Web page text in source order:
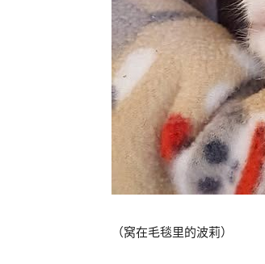
（窝在毛毯里的波莉）